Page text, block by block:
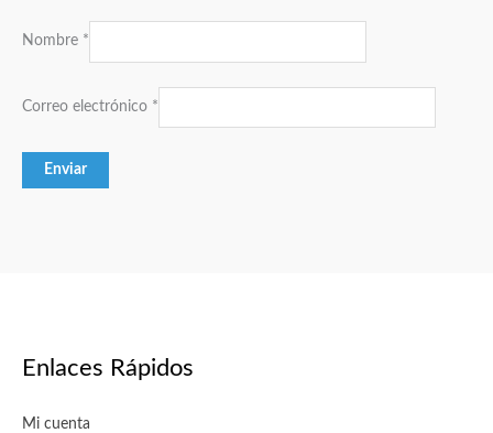
Nombre *
Correo electrónico *
Enlaces Rápidos
Mi cuenta